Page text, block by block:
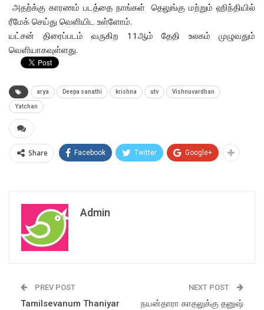
அதற்க்கு காரணம் படத்தை நாங்கள் தெலுங்கு மற்றும் ஹிந்தியில்
ரீமேக் செய்து வெளியிட உள்ளோம்.
யட்சன் திரைப்படம் வருகிற 11ஆம் தேதி உலகம் முழுவதும்
வெளியாகவுள்ளது.
arya Deepa sanathi krishna utv Vishnuvardhan
Yatchan
Share Facebook Twitter Google+
Admin
PREV POST
Tamilsevanum Thaniyar
NEXT POST
நயன்தாரா காதலுக்கு தனுஷ்